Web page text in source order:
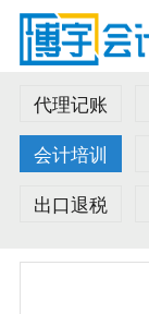
代理记账
会计培训
出口退税